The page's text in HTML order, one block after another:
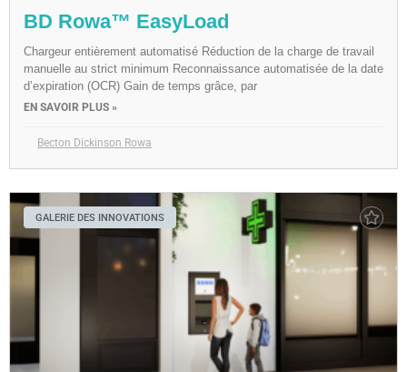
BD Rowa™ EasyLoad
Chargeur entièrement automatisé Réduction de la charge de travail
manuelle au strict minimum Reconnaissance automatisée de la date
d’expiration (OCR) Gain de temps grâce, par
EN SAVOIR PLUS »
Becton Dickinson Rowa
GALERIE DES INNOVATIONS